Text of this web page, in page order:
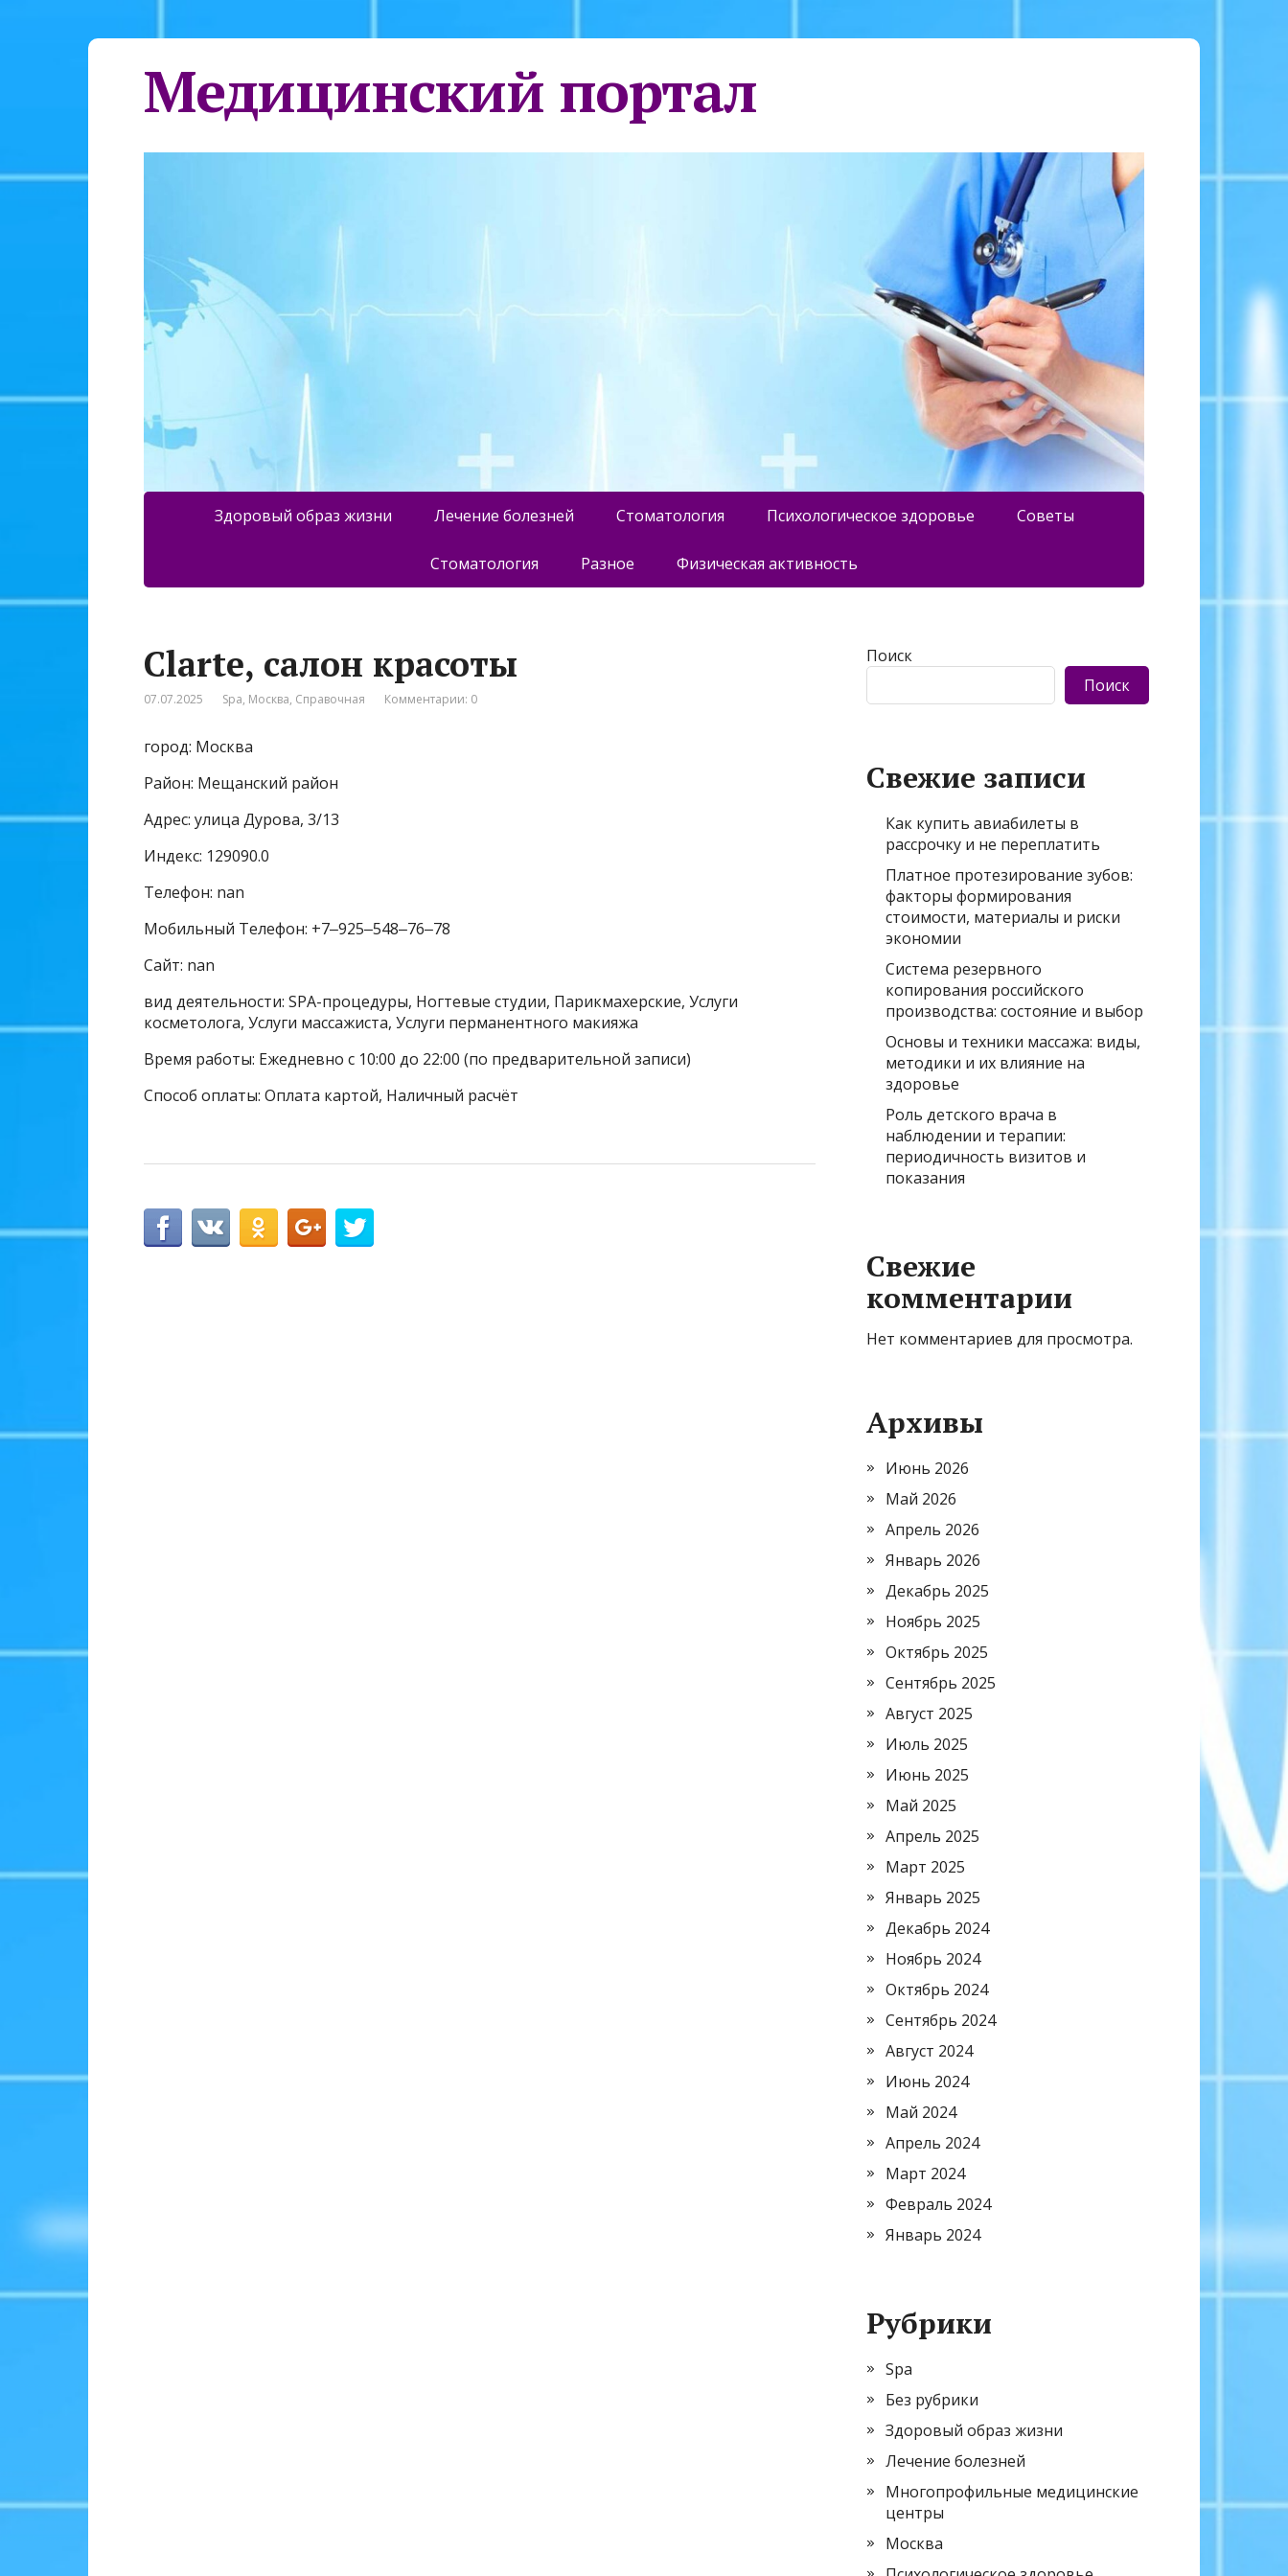
Медицинский портал
Здоровый образ жизни Лечение болезней Стоматология Психологическое здоровье Советы
Стоматология Разное Физическая активность
Clarte, салон красоты
07.07.2025 Spa, Москва, Справочная Комментарии: 0
город: Москва
Район: Мещанский район
Адрес: улица Дурова, 3/13
Индекс: 129090.0
Телефон: nan
Мобильный Телефон: +7‒925‒548‒76‒78
Сайт: nan
вид деятельности: SPA-процедуры, Ногтевые студии, Парикмахерские, Услуги
косметолога, Услуги массажиста, Услуги перманентного макияжа
Время работы: Ежедневно с 10:00 до 22:00 (по предварительной записи)
Способ оплаты: Оплата картой, Наличный расчёт
Поиск
Поиск
Свежие записи
Как купить авиабилеты в
рассрочку и не переплатить
Платное протезирование зубов:
факторы формирования
стоимости, материалы и риски
экономии
Система резервного
копирования российского
производства: состояние и выбор
Основы и техники массажа: виды,
методики и их влияние на
здоровье
Роль детского врача в
наблюдении и терапии:
периодичность визитов и
показания
Свежие
комментарии
Нет комментариев для просмотра.
Архивы
Июнь 2026
Май 2026
Апрель 2026
Январь 2026
Декабрь 2025
Ноябрь 2025
Октябрь 2025
Сентябрь 2025
Август 2025
Июль 2025
Июнь 2025
Май 2025
Апрель 2025
Март 2025
Январь 2025
Декабрь 2024
Ноябрь 2024
Октябрь 2024
Сентябрь 2024
Август 2024
Июнь 2024
Май 2024
Апрель 2024
Март 2024
Февраль 2024
Январь 2024
Рубрики
Spa
Без рубрики
Здоровый образ жизни
Лечение болезней
Многопрофильные медицинские
центры
Москва